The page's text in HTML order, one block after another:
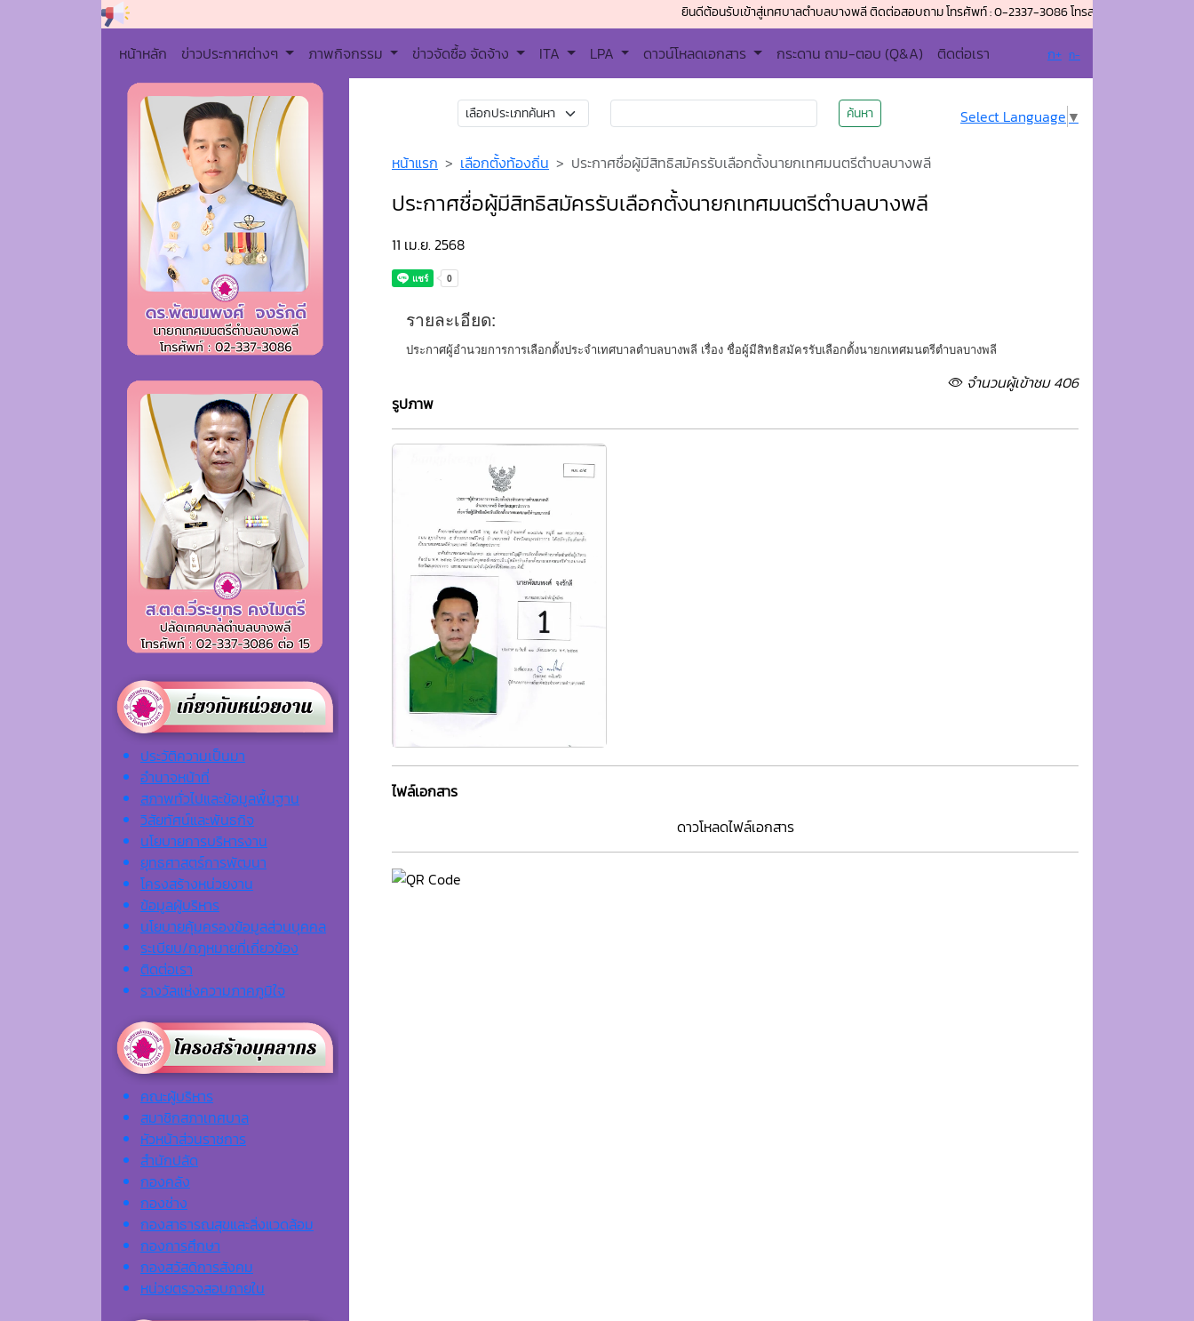
ยินดีต้อนรับเข้าสู่เทศบาลตำบลบางพลี ติดต่อสอบถาม โทรศัพท์ : 0-2337-3086 โทรสาร (แฟกซ์) : 0-2337-4014 อีเ
หน้าหลัก ข่าวประกาศต่างๆ ภาพกิจกรรม ข่าวจัดซื้อ จัดจ้าง ITA LPA ดาวน์โหลดเอกสาร กระดาน ถาม-ตอบ (Q&A) ติดต่อเรา ก+ ก-
ประวัติความเป็นมา
อำนาจหน้าที่
สภาพทั่วไปและข้อมูลพื้นฐาน
วิสัยทัศน์และพันธกิจ
นโยบายการบริหารงาน
ยุทธศาสตร์การพัฒนา
โครงสร้างหน่วยงาน
ข้อมูลผู้บริหาร
นโยบายคุ้มครองข้อมูลส่วนบุคคล
ระเบียบ/กฎหมายที่เกี่ยวข้อง
ติดต่อเรา
รางวัลแห่งความภาคภูมิใจ
คณะผู้บริหาร
สมาชิกสภาเทศบาล
หัวหน้าส่วนราชการ
สำนักปลัด
กองคลัง
กองช่าง
กองสาธารณสุขและสิ่งแวดล้อม
กองการศึกษา
กองสวัสดิการสังคม
หน่วยตรวจสอบภายใน
ค้นหา Select Language ▼
หน้าแรก เลือกตั้งท้องถิ่น ประกาศชื่อผู้มีสิทธิสมัครรับเลือกตั้งนายกเทศมนตรีตำบลบางพลี
ประกาศชื่อผู้มีสิทธิสมัครรับเลือกตั้งนายกเทศมนตรีตำบลบางพลี
11 เม.ย. 2568
รายละเอียด:
ประกาศผู้อำนวยการการเลือกตั้งประจำเทศบาลตำบลบางพลี เรื่อง ชื่อผู้มีสิทธิสมัครรับเลือกตั้งนายกเทศมนตรีตำบลบางพลี
จำนวนผู้เข้าชม 406
รูปภาพ
ไฟล์เอกสาร
ดาวโหลดไฟล์เอกสาร